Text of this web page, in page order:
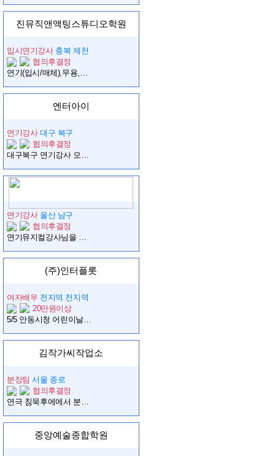
진뮤직앤액팅스튜디오학원
입시연기강사 충북 제천
협의후결정
연기(입시/매체),무용,뮤지컬,보컬 강사님 모십니다.
엔터아이
연기강사 대구 북구
협의후결정
대구북구 연기강사 모집합니다.
연기강사 울산 남구
협의후결정
연기뮤지컬강사님을 찾습니다
(주)인터플롯
여자배우 전지역 전지역
20만원이상
5/5 안동시청 어린이날행사 티니핑 싱어롱쇼 로미역
김작가씨작업소
분장팀 서울 종로
협의후결정
연극 침묵후에에서 분장스텝을 모집합니다. (4월 27~5.10 / 대학로 드림시어터)
중앙예술종합학원